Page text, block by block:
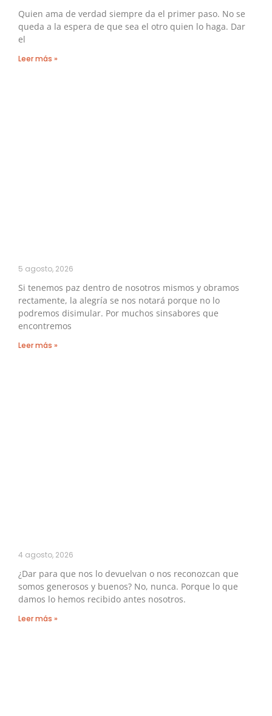
Quien ama de verdad siempre da el primer paso. No se
queda a la espera de que sea el otro quien lo haga. Dar
el
Leer más »
5 agosto, 2026
Si tenemos paz dentro de nosotros mismos y obramos
rectamente, la alegría se nos notará porque no lo
podremos disimular. Por muchos sinsabores que
encontremos
Leer más »
4 agosto, 2026
¿Dar para que nos lo devuelvan o nos reconozcan que
somos generosos y buenos? No, nunca. Porque lo que
damos lo hemos recibido antes nosotros.
Leer más »